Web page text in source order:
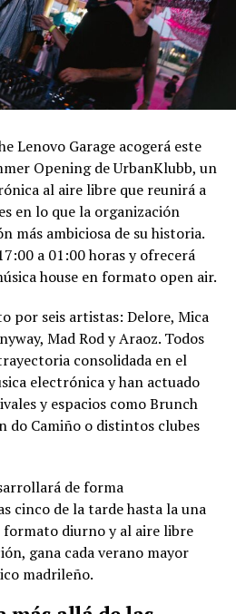
Lenovo Garage acogerá este
Opening de UrbanKlubb, un
al aire libre que reunirá a
en lo que la organización
más ambiciosa de su historia.
a 01:00 horas y ofrecerá
house en formato open air.
por seis artistas: Delore, Mica
Mad Rod y Araoz. Todos
consolidada en el
electrónica y han actuado
y espacios como Brunch
do Camiño o distintos clubes
de forma
cinco de la tarde hasta la una
formato diurno y al aire libre
gana cada verano mayor
madrileño.